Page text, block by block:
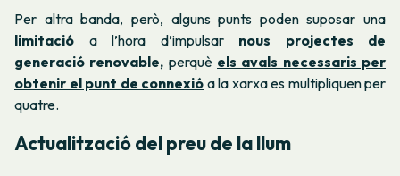
Per altra banda, però, alguns punts poden suposar una
limitació a l’hora d’impulsar nous projectes de
generació renovable, perquè els avals necessaris per
obtenir el punt de connexió a la xarxa es multipliquen per
quatre.
Actualització del preu de la llum